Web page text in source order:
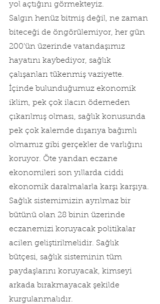
yol açtığını görmekteyiz.
Salgın henüz bitmiş değil, ne zaman
biteceği de öngörülemiyor, her gün
200’ün üzerinde vatandaşımız
hayatını kaybediyor, sağlık
çalışanları tükenmiş vaziyette.
İçinde bulunduğumuz ekonomik
iklim, pek çok ilacın ödemeden
çıkarılmış olması, sağlık konusunda
pek çok kalemde dışarıya bağımlı
olmamız gibi gerçekler de varlığını
koruyor. Öte yandan eczane
ekonomileri son yıllarda ciddi
ekonomik daralmalarla karşı karşıya.
Sağlık sistemimizin ayrılmaz bir
bütünü olan 28 binin üzerinde
eczanemizi koruyacak politikalar
acilen geliştirilmelidir. Sağlık
bütçesi, sağlık sisteminin tüm
paydaşlarını koruyacak, kimseyi
arkada bırakmayacak şekilde
kurgulanmalıdır.